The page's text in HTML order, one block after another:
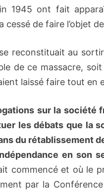
1945 ont fait
cessé de faire l’objet
reconstituait au
de ce massacre,
laissé faire tout
sur la société
les débats que la
du rétablissement
en son
commencé et où le
par la